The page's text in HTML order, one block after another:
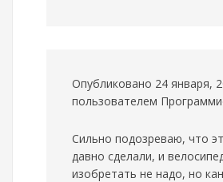
Опубликовано 24 января,
пользователем
Сильно подозреваю, что
давно сделали, и
изобретать не надо, но